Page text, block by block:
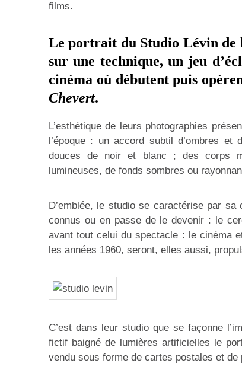
films.
Le portrait du Studio Lévin de
sur une technique, un jeu
cinéma où débutent puis
Chevert.
L’esthétique de leurs photographies
l’époque : un accord subtil d’ombres
douces de noir et blanc ; des corps
lumineuses, de fonds sombres ou
D’emblée, le studio se caractérise par
connus ou en passe de le devenir : le
avant tout celui du spectacle : le cinéma
les années 1960, seront, elles aussi,
C’est dans leur studio que se façonne
fictif baigné de lumières artificielles le
vendu sous forme de cartes postales et de